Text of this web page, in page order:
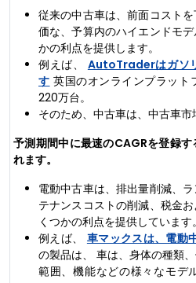
従来の中古車は、前面コスト
価な、予算内のハイエンドモ
かの利点を提供します。
例えば、 AutoTraderはガソ
す 英国のオンラインプラット
220万台。
そのため、中古車は、中古車市
予測期間中に最速のCAGRを登録
れます。
電動中古車は、排出量削減、
テナンスコストの削減、税金
くつかの利点を提供しています。
例えば、 車マックスは、電動
の製品は、 車は、身体の種類
範囲、機能などの様々なモデ